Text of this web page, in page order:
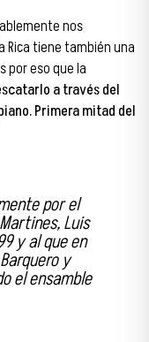
nos
Rica tiene también una
por eso que la
a través del
Primera mitad del
por el
Luis
y al que en
y
el ensamble